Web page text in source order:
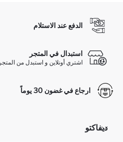
الدفع عند الاستلام
استبدال في المتجر
اشتري أونلاين و استبدل من المتجر
ارجاع في غضون 30 يوماً
ديفاكتو